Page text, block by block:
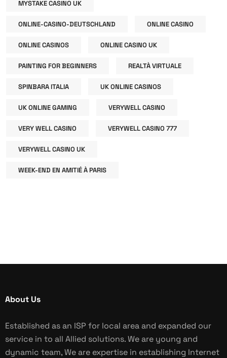
MYSTAKE CASINO UK
ONLINE-CASINO-DEUTSCHLAND ONLINE CASINO
ONLINE CASINOS ONLINE CASINO UK
PAINTING FOR BEGINNERS REALTÀ VIRTUALE
SPINBARA ITALIA UK ONLINE CASINOS
UK ONLINE GAMING VERYWELL CASINO
VERY WELL CASINO VERYWELL CASINO 777
VERYWELL CASINO UK
WEEK-END EN AMITIÉ À PARIS
About Us
Established as an ISP for local area and expanded our
service in to all Allied solutions. We are young and
dynamic team, We are expertise in establishing Internet